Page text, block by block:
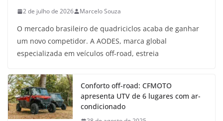
2 de julho de 2026 Marcelo Souza
O mercado brasileiro de quadriciclos acaba de ganhar
um novo competidor. A AODES, marca global
especializada em veículos off-road, estreia
Conforto off-road: CFMOTO
apresenta UTV de 6 lugares com ar-
condicionado